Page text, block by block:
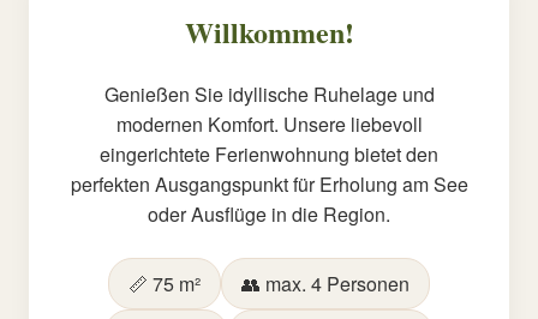
Willkommen!
Genießen Sie idyllische Ruhelage und
modernen Komfort. Unsere liebevoll
eingerichtete Ferienwohnung bietet den
perfekten Ausgangspunkt für Erholung am See
oder Ausflüge in die Region.
📏 75 m²
👥 max. 4 Personen